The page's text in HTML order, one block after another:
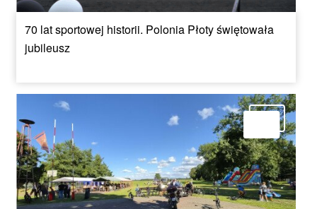
70 lat sportowej historii. Polonia Płoty świętowała
jubileusz